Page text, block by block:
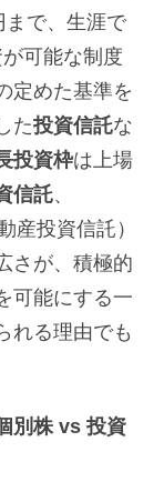
まで、生涯で
可能な制度
定めた基準を
た投資信託な
投資枠は上場
信託、
産投資信託）
さが、積極的
可能にする一
れる理由でも
別株 vs 投資